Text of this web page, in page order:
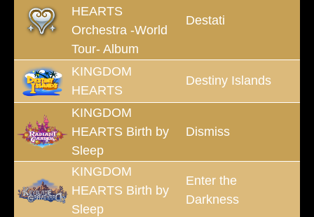
HEARTS
Orchestra -World
Tour- Album
Destati
KINGDOM
HEARTS
Destiny Islands
KINGDOM
HEARTS Birth by
Sleep
Dismiss
KINGDOM
HEARTS Birth by
Sleep
Enter the
Darkness